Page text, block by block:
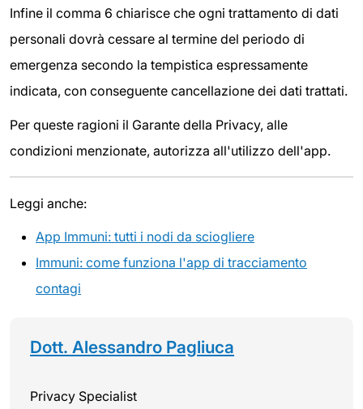
Infine il comma 6 chiarisce che ogni trattamento di dati
personali dovrà cessare al termine del periodo di
emergenza secondo la tempistica espressamente
indicata, con conseguente cancellazione dei dati trattati.
Per queste ragioni il Garante della Privacy, alle
condizioni menzionate, autorizza all'utilizzo dell'app.
Leggi anche:
App Immuni: tutti i nodi da sciogliere
Immuni: come funziona l'app di tracciamento
contagi
Dott. Alessandro Pagliuca
Privacy Specialist